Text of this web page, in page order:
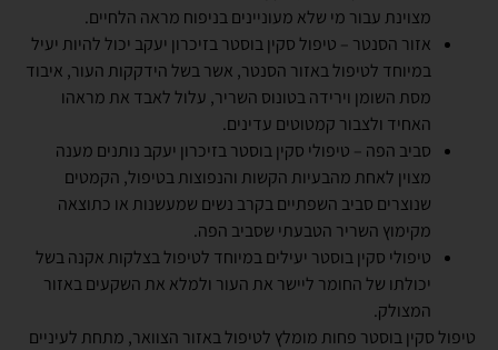
מצוינת עבור מי שלא מעוניינים בניפוח מראה הלחיים.
אזור הסנטר – טיפול סקין בוסטר בזיכרון יעקב יכול להיות יעיל
במיוחד לטיפול באזור הסנטר, אשר בשל הידקקות העור, איבוד
מסת השומן וירידה בטונוס השריר, עלול לאבד את מראהו
האחיד ולצבור קמטוטים עדינים.
סביב הפה – טיפולי סקין בוסטר בזיכרון יעקב נותנים מענה
מצוין לאחת מהבעיות הקשות והנפוצות בטיפול, הקמטים
שנוצרים סביב השפתיים בקרב נשים שמעשנות או כתוצאה
מקימוץ השריר הטבעתי שסביב הפה.
טיפולי סקין בוסטר יעילים במיוחד לטיפול בצלקות אקנה בשל
יכולתו של החומר ליישר את העור ולמלא את השקעים באזור
המצולק.
טיפול סקין בוסטר פחות מומלץ לטיפול באזור הצוואר, מתחת לעיניים